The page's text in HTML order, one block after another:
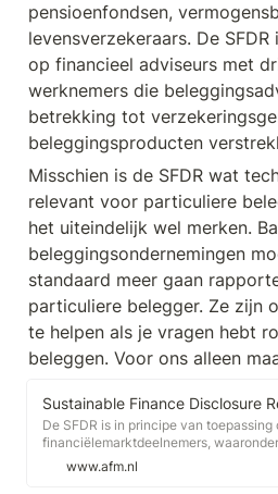
pensioenfondsen,
levensverzekeraars. De
op financieel adviseurs met
werknemers die
betrekking tot
beleggingsproducten
Misschien is de SFDR wat
relevant voor particuliere
het uiteindelijk wel merken.
beleggingsondernemingen
standaard meer gaan
particuliere belegger. Ze zijn
te helpen als je vragen hebt
beleggen. Voor ons alleen
Sustainable Finance Disclosure
De SFDR is in principe van toepassing
financiëlemarktdeelnemers,
beleggingsondernemingen,
www.afm.nl